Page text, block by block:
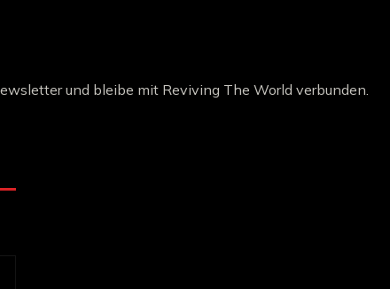
und bleibe mit Reviving The World verbunden.